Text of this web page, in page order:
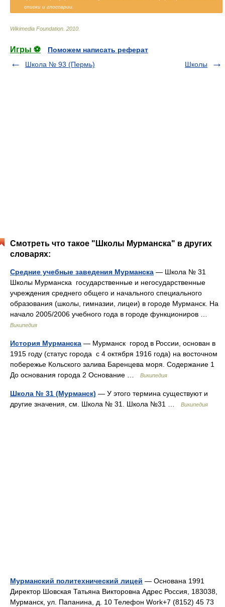
списки и глоссарии.
Wikimedia Foundation 2010
Игры ⚽
Поможем написать реферат
Школа № 93 (Пермь)
Школы
Смотреть что такое "Школы Мурманска" в других
словарях:
Средние учебные заведения Мурманска — Школа № 31
Школы Мурманска государственные и негосударственные
учреждения среднего общего и начального специального
образования (школы, гимназии, лицеи) в городе Мурманск. На
начало 2005/2006 учебного года в городе функциониров …
Википедия
История Мурманска — Мурманск город в России, основан в
1915 году (статус города с 4 октября 1916 года) на восточном
побережье Кольского залива Баренцева моря. Содержание 1
До основания города 2 Основание …
Википедия
Школа № 31 (Мурманск) — У этого термина существуют и
другие значения, см. Школа № 31. Школа №31 …
Википедия
Мурманский политехнический лицей — Основана 1991
Директор Шовская Татьяна Викторовна Адрес Россия, 183038,
Мурманск, ул. Папанина, д. 10 Телефон Work+7 (8152) 45 73